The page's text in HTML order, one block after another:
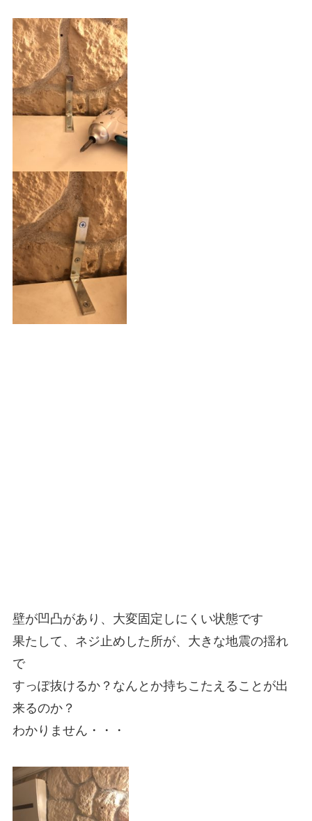
壁が凹凸があり、大変固定しにくい状態です
果たして、ネジ止めした所が、大きな地震の揺れ
で
すっぽ抜けるか？なんとか持ちこたえることが出
来るのか？
わかりません・・・